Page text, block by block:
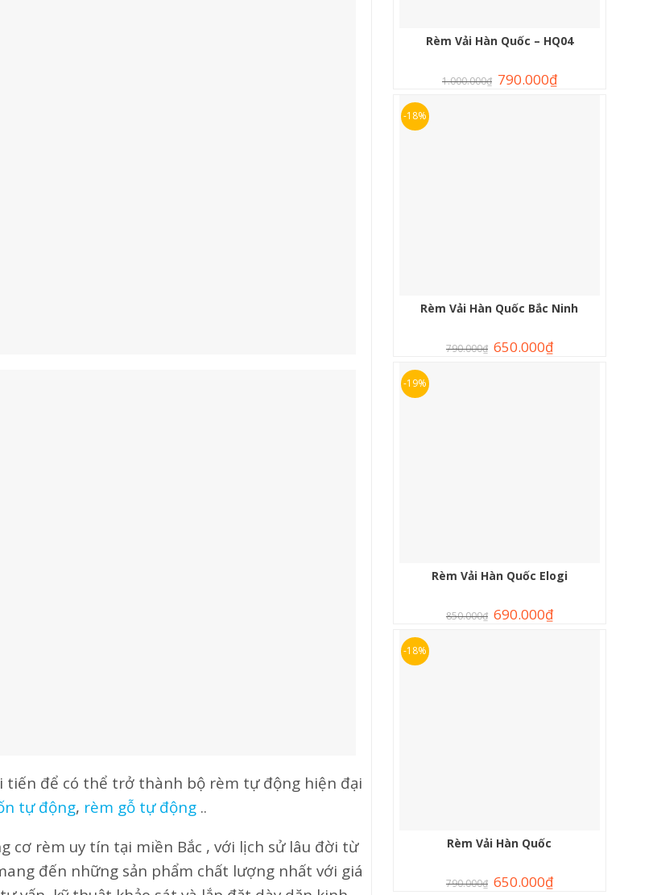
Rèm Vải Hàn Quốc – HQ04
1.000.000₫ 790.000₫
-18%
Rèm Vải Hàn Quốc Bắc Ninh
790.000₫ 650.000₫
-19%
Rèm Vải Hàn Quốc Elogi
850.000₫ 690.000₫
-18%
Rèm Vải Hàn Quốc
790.000₫ 650.000₫
tiến để có thể trở thành bộ rèm tự động hiện đại
tự động, rèm gỗ tự động ..
cơ rèm uy tín tại miền Bắc , với lịch sử lâu đời từ
đến những sản phẩm chất lượng nhất với giá